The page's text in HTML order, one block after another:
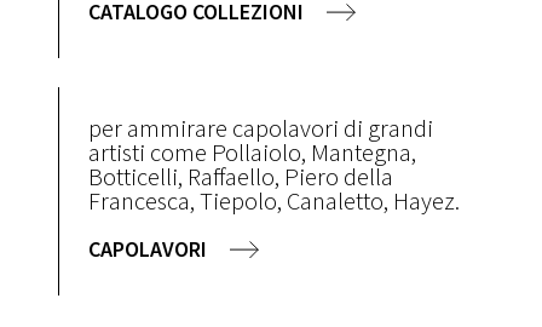
CATALOGO COLLEZIONI
per ammirare capolavori di grandi
artisti come Pollaiolo, Mantegna,
Botticelli, Raffaello, Piero della
Francesca, Tiepolo, Canaletto, Hayez.
CAPOLAVORI